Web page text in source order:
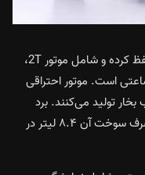
نسخه Hi4 T سیستم هیبریدی پلاگین را حفظ کرده و شامل موتور 2T،
باتری ۳۷.۱ کیلووات ساعتی است. موتور احتراقی
و موتور الکتریکی ۱۶۱ اسب بخار تولید می‌کنند. برد
تمام برقی این مدل ۱۰۵ کیلومتر است و مصرف سوخت آن ۸.۴ لیتر در